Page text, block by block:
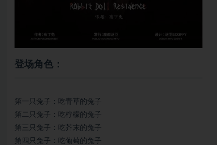
登场角色：
第一只兔子：吃青草的兔子
第二只兔子：吃柠檬的兔子
第三只兔子：吃芥末的兔子
第四只兔子：吃葡萄的兔子